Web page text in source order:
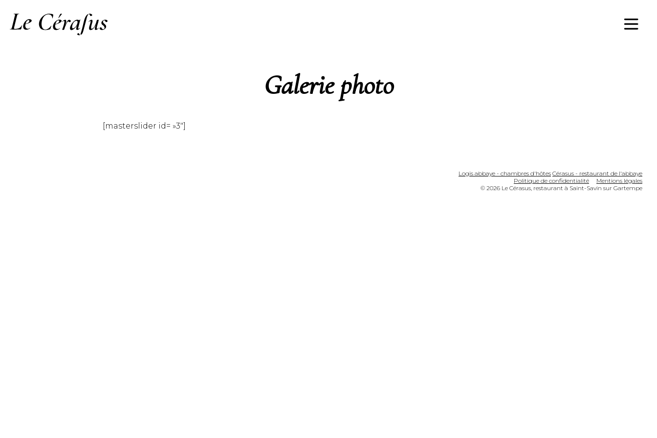
Galerie photo
[masterslider id= »3″]
Logis abbaye - chambres d'hôtes Cérasus - restaurant de l'abbaye
Politique de confidentialité
Mentions légales
© 2026 Le Cérasus, restaurant à Saint-Savin sur Gartempe